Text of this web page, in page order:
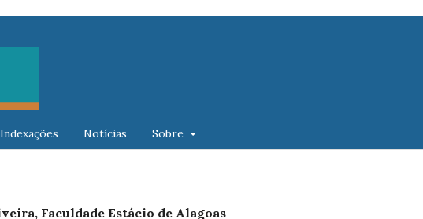
Indexações Notícias Sobre
Faculdade Estácio de Alagoas